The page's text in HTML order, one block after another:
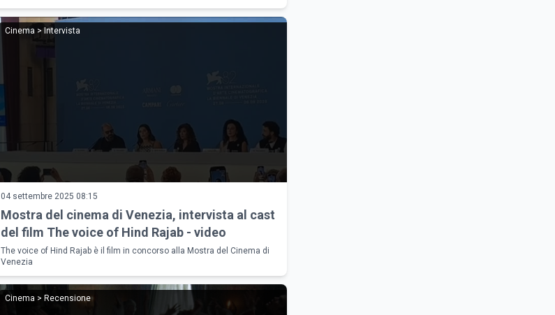
Cinema > Intervista
04 settembre 2025 08:15
Mostra del cinema di Venezia, intervista al cast
del film The voice of Hind Rajab - video
The voice of Hind Rajab è il film in concorso alla Mostra del Cinema di
Venezia
Cinema > Recensione